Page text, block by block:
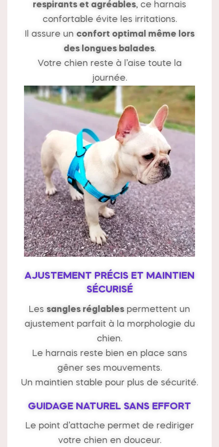
respirants et agréables, ce harnais
confortable évite les irritations.
Il assure un confort optimal même lors
des longues balades.
Votre chien reste à l’aise toute la
journée.
AJUSTEMENT PRÉCIS ET MAINTIEN
SÉCURISÉ
Les sangles réglables permettent un
ajustement parfait à la morphologie du
chien.
Le harnais reste bien en place sans
gêner ses mouvements.
Un maintien stable pour plus de sécurité.
GUIDAGE NATUREL SANS EFFORT
Le point d’attache permet de rediriger
votre chien en douceur.